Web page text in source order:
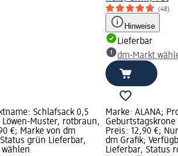
(48)
Hinweise
Lieferbar
dm-Markt
Schlafsack 0,5
Löwen-Muster, rotbraun,
€; Marke von dm
grün Lieferbar,
Marke: ALANA;
Preis: 12,90 €;
dm Grafik;
Lieferbar, Status